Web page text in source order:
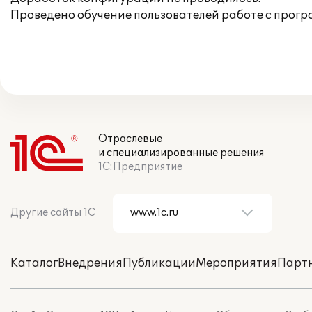
Проведено обучение пользователей работе с
Отраслевые
и специализированные решения
1С:Предприятие
Другие сайты 1С
КаталогВнедренияПубликацииМероприятия